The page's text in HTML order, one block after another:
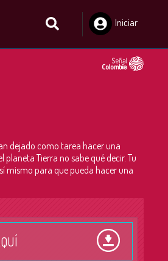
Iniciar
dejado como tarea hacer una
Tierra no sabe qué decir. Tu
mismo para que pueda hacer una